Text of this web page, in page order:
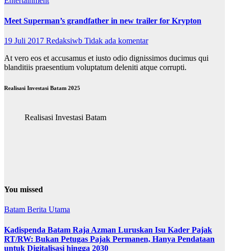
Meet Superman’s grandfather in new trailer for Krypton
19 Juli 2017 Redaksiwb Tidak ada komentar
At vero eos et accusamus et iusto odio dignissimos ducimus qui
blanditiis praesentium voluptatum deleniti atque corrupti.
Realisasi Investasi Batam 2025
Realisasi Investasi Batam
You missed
Batam Berita Utama
Kadispenda Batam Raja Azman Luruskan Isu Kader Pajak
RT/RW: Bukan Petugas Pajak Permanen, Hanya Pendataan
untuk Digitalisasi hingga 2030